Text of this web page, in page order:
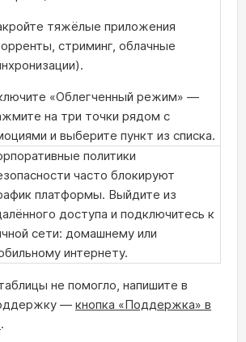
тяжёлые приложения
стриминг, облачные
«Облегченный режим» —
на три точки рядом с
и выберите пункт из списка.
политики
часто блокируют
платформы. Выйдите из
доступа и подключитесь к
сети: домашнему или
интернету.
не помогло, напишите в
— кнопка «Поддержка» в
.